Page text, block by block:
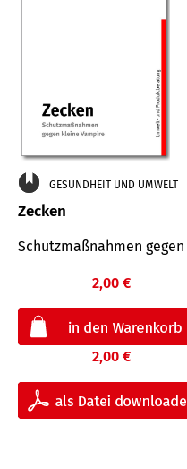
GESUNDHEIT UND UMWELT
Zecken
Schutz­maß­nahmen
2,00 €
2,00 €